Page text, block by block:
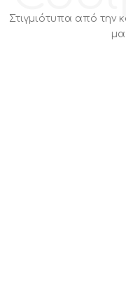
Στιγμιότυπα από την